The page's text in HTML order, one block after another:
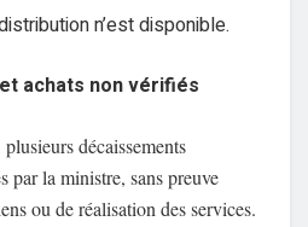
n’est disponible.
achats non vérifiés
décaissements
par la ministre, sans preuve
ou de réalisation des services.